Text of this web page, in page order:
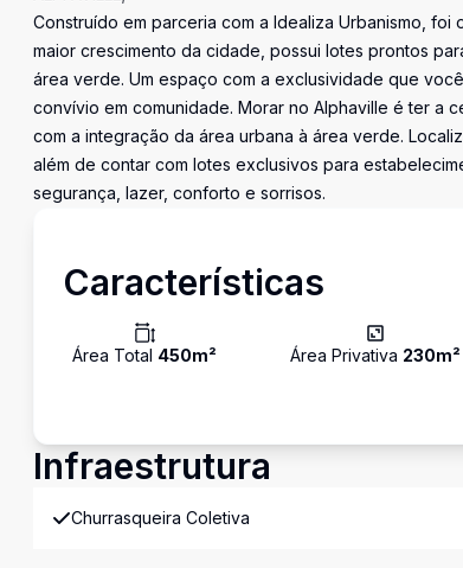
Construído em parceria com a Idealiza Urbanismo,
maior crescimento da cidade, possui lotes prontos
área verde. Um espaço com a exclusividade que
convívio em comunidade. Morar no Alphaville é ter a
com a integração da área urbana à área verde.
além de contar com lotes exclusivos para
segurança, lazer, conforto e sorrisos.
Características
Área Total 450m² Área Privativa 230m²
Infraestrutura
Churrasqueira Coletiva